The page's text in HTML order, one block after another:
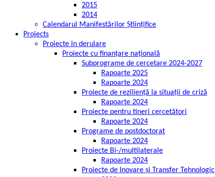
2015
2014
Calendarul Manifestărilor Științifice
Projects
Proiecte în derulare
Proiecte cu finanțare națională
Subprograme de cercetare 2024-2027
Rapoarte 2025
Rapoarte 2024
Proiecte de reziliență la situații de criză
Rapoarte 2024
Proiecte pentru tineri cercetători
Rapoarte 2024
Programe de postdoctorat
Rapoarte 2024
Proiecte Bi-/multilaterale
Rapoarte 2024
Proiecte de Inovare și Transfer Tehnologic